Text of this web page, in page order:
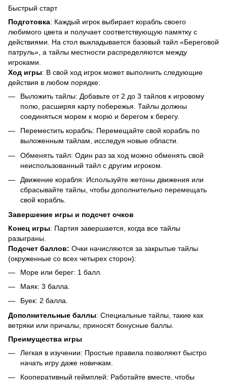
Быстрый старт
Подготовка: Каждый игрок выбирает корабль своего
любимого цвета и получает соответствующую памятку с
действиями. На стол выкладывается базовый тайл «Береговой
патруль», а тайлы местности распределяются между
игроками.
Ход игры: В свой ход игрок может выполнить следующие
действия в любом порядке:
Выложить тайлы: Добавьте от 2 до 3 тайлов к игровому
полю, расширяя карту побережья. Тайлы должны
соединяться морем к морю и берегом к берегу.
Переместить корабль: Перемещайте свой корабль по
выложенным тайлам, исследуя новые области.
Обменять тайл: Один раз за ход можно обменять свой
неиспользованный тайл с другим игроком.
Движение корабля: Используйте жетоны движения или
сбрасывайте тайлы, чтобы дополнительно перемещать
свой корабль.
Завершение игры и подсчет очков
Конец игры: Партия завершается, когда все тайлы
разыграны.
Подсчет баллов: Очки начисляются за закрытые тайлы
(окруженные со всех четырех сторон):
Море или берег: 1 балл.
Маяк: 3 балла.
Буек: 2 балла.
Дополнительные баллы: Специальные тайлы, такие как
ветряки или причалы, приносят бонусные баллы.
Преимущества игры
Легкая в изучении: Простые правила позволяют быстро
начать игру даже новичкам.
Кооперативный геймплей: Работайте вместе, чтобы